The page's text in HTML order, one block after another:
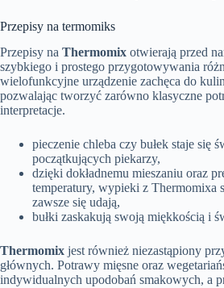
Przepisy na termomiks
Przepisy na Thermomix otwierają przed
szybkiego i prostego przygotowywania
wielofunkcyjne urządzenie zachęca do
pozwalając tworzyć zarówno klasyczne
interpretacje.
pieczenie chleba czy bułek staje się
początkujących piekarzy,
dzięki dokładnemu mieszaniu oraz
temperatury, wypieki z Thermomixa
zawsze się udają,
bułki zaskakują swoją miękkością i
Thermomix jest również niezastąpiony
głównych. Potrawy mięsne oraz
indywidualnych upodobań smakowych, a